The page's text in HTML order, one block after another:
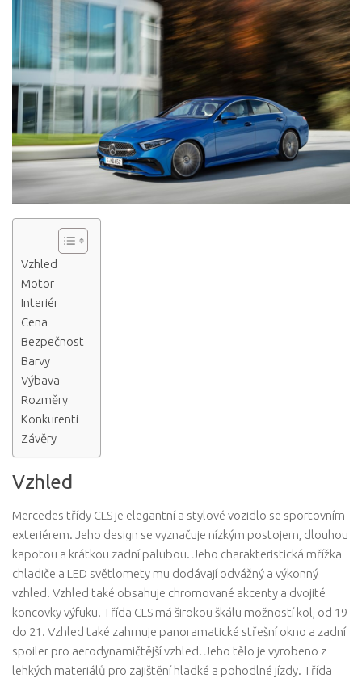
Vzhled
Motor
Interiér
Cena
Bezpečnost
Barvy
Výbava
Rozměry
Konkurenti
Závěry
Vzhled
Mercedes třídy CLS je elegantní a stylové vozidlo se sportovním
exteriérem. Jeho design se vyznačuje nízkým postojem, dlouhou
kapotou a krátkou zadní palubou. Jeho charakteristická mřížka
chladiče a LED světlomety mu dodávají odvážný a výkonný
vzhled. Vzhled také obsahuje chromované akcenty a dvojité
koncovky výfuku. Třída CLS má širokou škálu možností kol, od 19
do 21. Vzhled také zahrnuje panoramatické střešní okno a zadní
spoiler pro aerodynamičtější vzhled. Jeho tělo je vyrobeno z
lehkých materiálů pro zajištění hladké a pohodlné jízdy. Třída